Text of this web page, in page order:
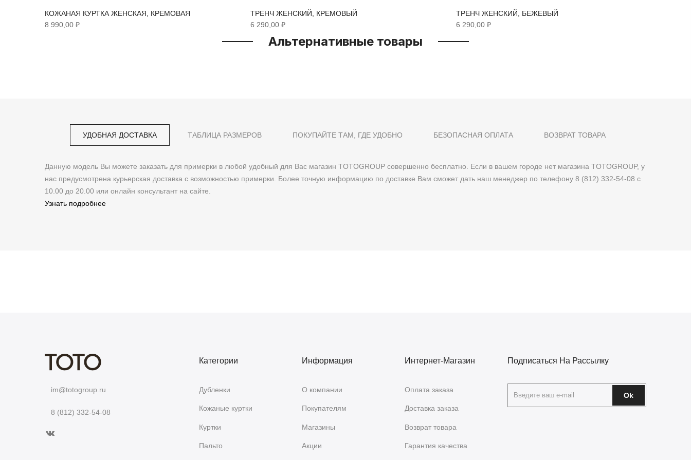
КОЖАНАЯ КУРТКА ЖЕНСКАЯ, КРЕМОВАЯ
8 990,00 ₽
ТРЕНЧ ЖЕНСКИЙ, КРЕМОВЫЙ
6 290,00 ₽
ТРЕНЧ ЖЕНСКИЙ, БЕЖЕВЫЙ
6 290,00 ₽
Альтернативные товары
УДОБНАЯ ДОСТАВКА
Данную модель Вы можете заказать для примерки в любой удобный для Вас магазин TOTOGROUP совершенно бесплатно. Если в вашем городе нет магазина TOTOGROUP, у
нас предусмотрена курьерская доставка с возможностью примерки. Более точную информацию по доставке Вам сможет дать наш менеджер по телефону 8 (812) 332-54-08 с
10.00 до 20.00 или онлайн консультант на сайте.
Узнать подробнее
ТАБЛИЦА РАЗМЕРОВ ПОКУПАЙТЕ ТАМ, ГДЕ УДОБНО БЕЗОПАСНАЯ ОПЛАТА ВОЗВРАТ ТОВАРА
im@totogroup.ru
8 (812) 332-54-08
Категории
Дубленки
Кожаные куртки
Куртки
Пальто
Информация
О компании
Покупателям
Магазины
Акции
Интернет-Магазин
Оплата заказа
Доставка заказа
Возврат товара
Гарантия качества
Подписаться На Рассылку
Ok